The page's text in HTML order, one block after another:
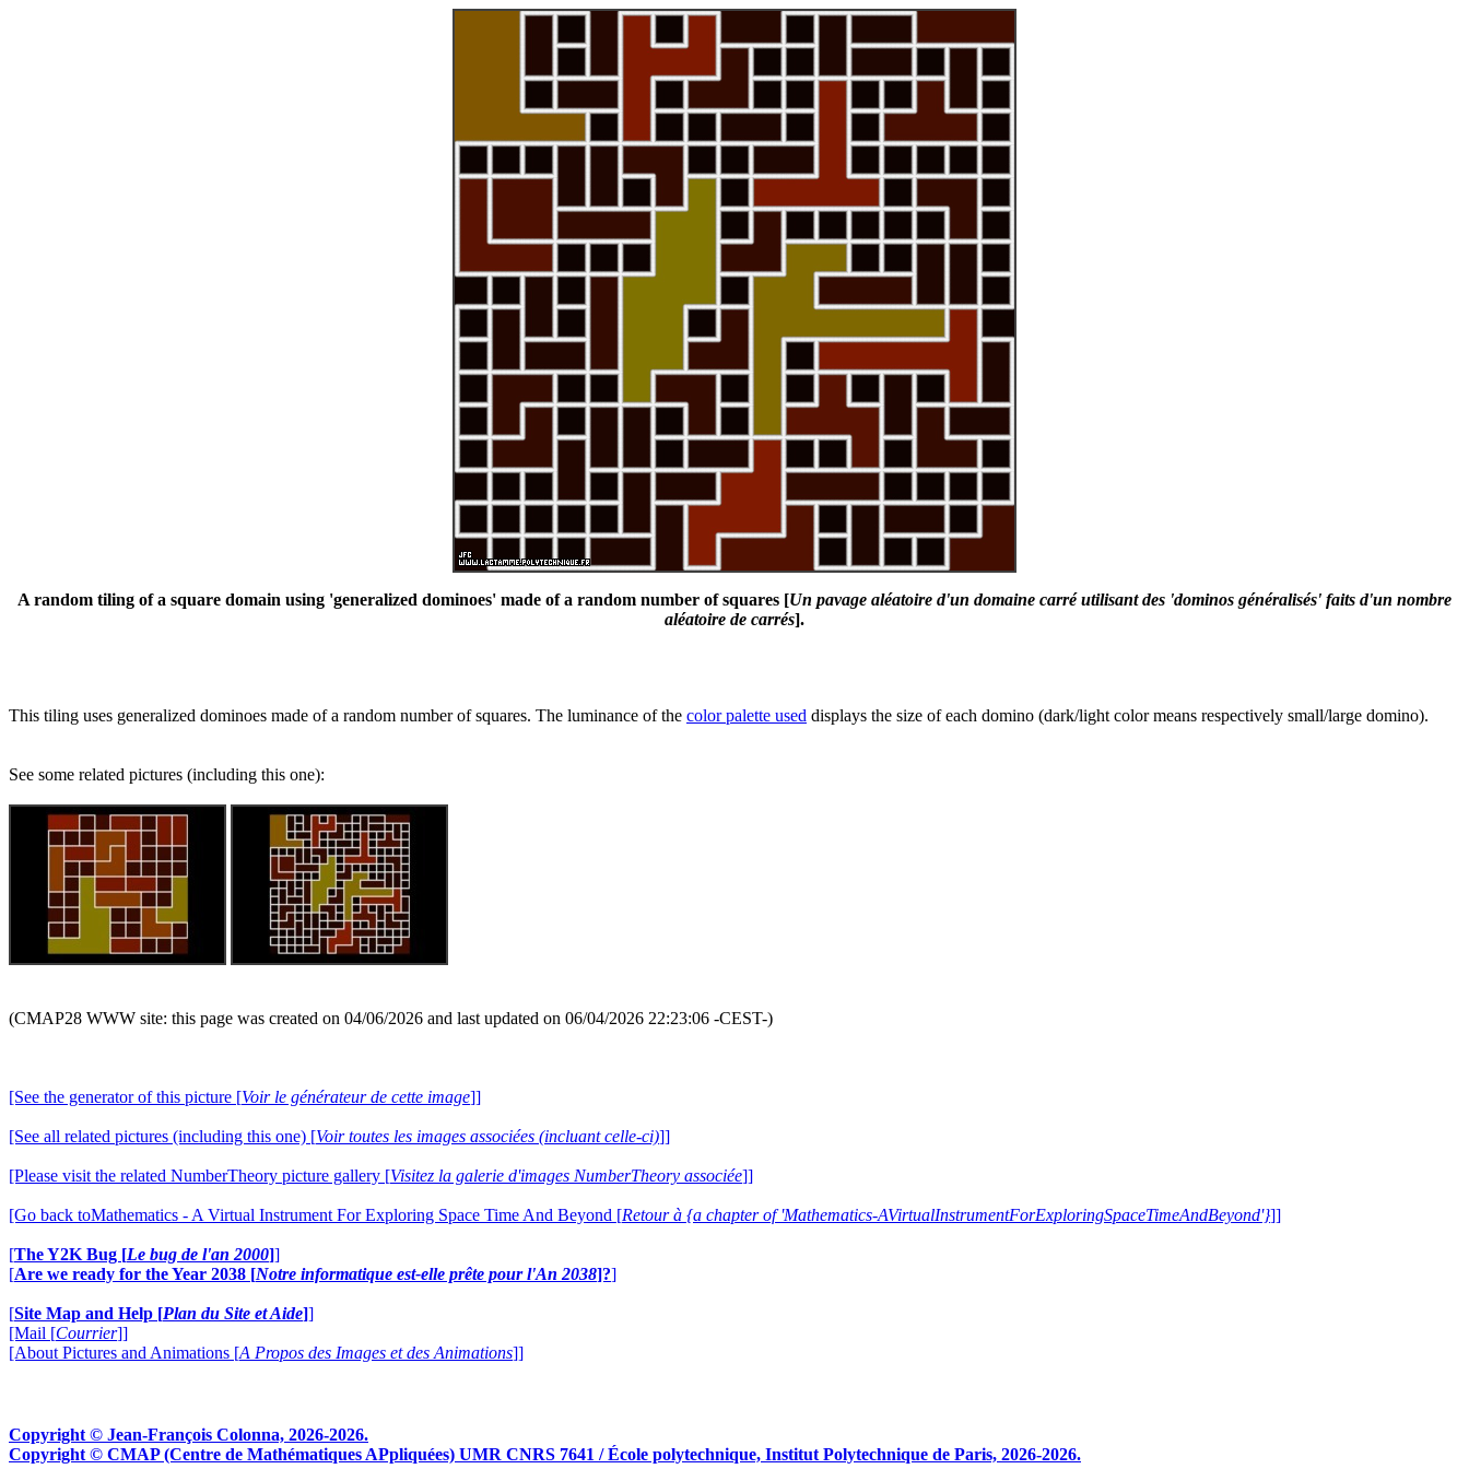
A random tiling of a square domain using 'generalized dominoes' made of a random number of squares [Un pavage aléatoire d'un domaine carré utilisant des 'dominos généralisés' faits d'un nombre
aléatoire de carrés].
This tiling uses generalized dominoes made of a random number of squares. The luminance of the color palette used displays the size of each domino (dark/light color means respectively small/large domino).
See some related pictures (including this one):
(CMAP28 WWW site: this page was created on 04/06/2026 and last updated on 06/04/2026 22:23:06 -CEST-)
[See the generator of this picture [Voir le générateur de cette image]]
[See all related pictures (including this one) [Voir toutes les images associées (incluant celle-ci)]]
[Please visit the related NumberTheory picture gallery [Visitez la galerie d'images NumberTheory associée]]
[Go back toMathematics - A Virtual Instrument For Exploring Space Time And Beyond [Retour à {a chapter of 'Mathematics-AVirtualInstrumentForExploringSpaceTimeAndBeyond'}]]
[The Y2K Bug [Le bug de l'an 2000]]
[Are we ready for the Year 2038 [Notre informatique est-elle prête pour l'An 2038]?]
[Site Map and Help [Plan du Site et Aide]]
[Mail [Courrier]]
[About Pictures and Animations [A Propos des Images et des Animations]]
Copyright © Jean-François Colonna, 2026-2026.
Copyright © CMAP (Centre de Mathématiques APpliquées) UMR CNRS 7641 / École polytechnique, Institut Polytechnique de Paris, 2026-2026.